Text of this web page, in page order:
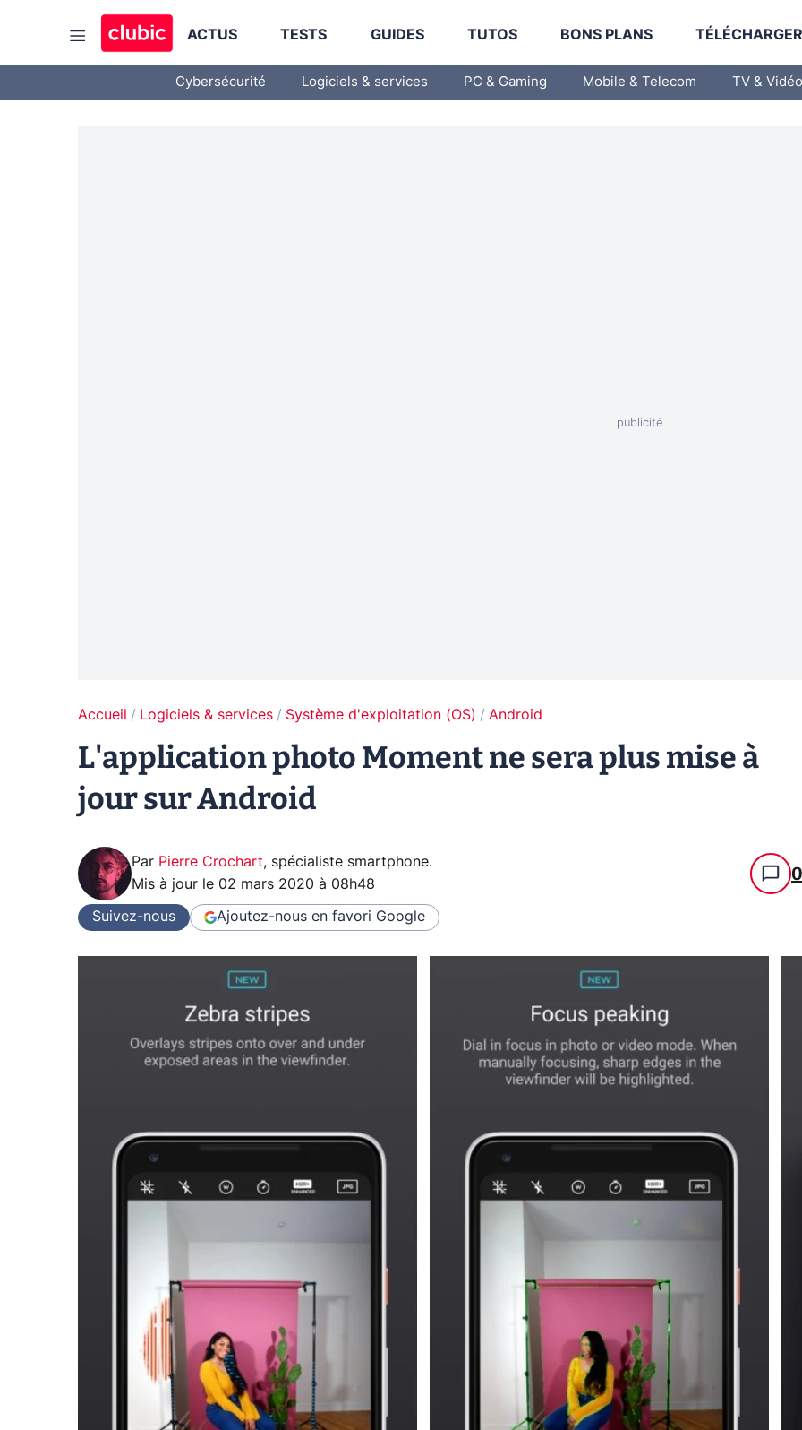
ACTUS TESTS GUIDES TUTOS BONS PLANS
Cybersécurité Logiciels & services PC & Gaming Mobile & Telecom TV & Vidéo
Accueil Logiciels & services Système d'exploitation (OS) Android
L'application photo Moment ne sera plus mise à
jour sur Android
Par Pierre Crochart, spécialiste smartphone.
Mis à jour le 02 mars 2020 à 08h48 0
Suivez-nous Ajoutez-nous en favori Google